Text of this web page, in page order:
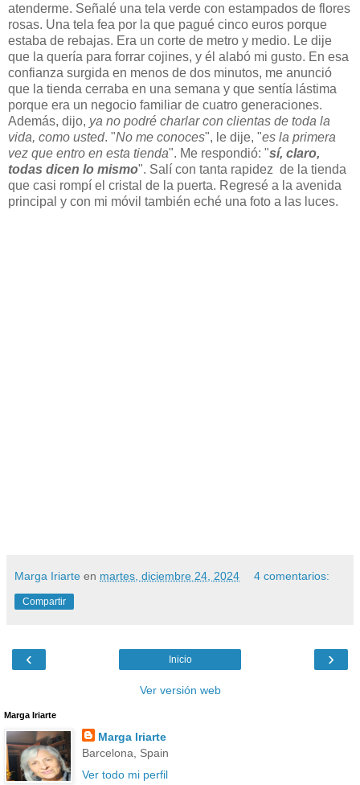
atenderme. Señalé una tela verde con estampados de flores
rosas. Una tela fea por la que pagué cinco euros porque
estaba de rebajas. Era un corte de metro y medio. Le dije
que la quería para forrar cojines, y él alabó mi gusto. En esa
confianza surgida en menos de dos minutos, me anunció
que la tienda cerraba en una semana y que sentía lástima
porque era un negocio familiar de cuatro generaciones.
Además, dijo, ya no podré charlar con clientas de toda la
vida, como usted. "No me conoces", le dije, "es la primera
vez que entro en esta tienda". Me respondió: "sí, claro,
todas dicen lo mismo". Salí con tanta rapidez de la tienda
que casi rompí el cristal de la puerta. Regresé a la avenida
principal y con mi móvil también eché una foto a las luces.
Marga Iriarte en martes, diciembre 24, 2024 4 comentarios:
Compartir
‹ ›
Inicio
Ver versión web
Marga Iriarte
Marga Iriarte
Barcelona, Spain
Ver todo mi perfil